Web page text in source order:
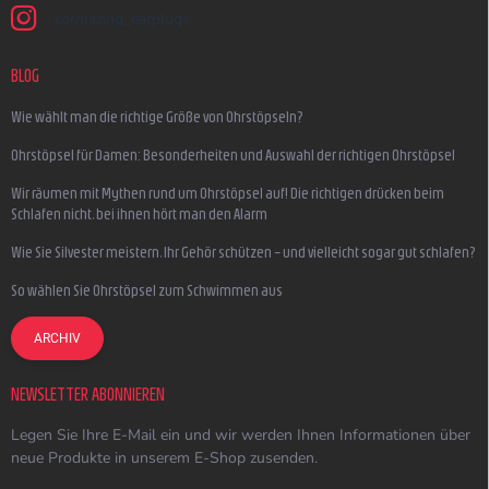
earmazing_earplugs
BLOG
Wie wählt man die richtige Größe von Ohrstöpseln?
Ohrstöpsel für Damen: Besonderheiten und Auswahl der richtigen Ohrstöpsel
Wir räumen mit Mythen rund um Ohrstöpsel auf! Die richtigen drücken beim
Schlafen nicht, bei ihnen hört man den Alarm
Wie Sie Silvester meistern, Ihr Gehör schützen – und vielleicht sogar gut schlafen?
So wählen Sie Ohrstöpsel zum Schwimmen aus
ARCHIV
NEWSLETTER ABONNIEREN
Legen Sie Ihre E-Mail ein und wir werden Ihnen Informationen über
neue Produkte in unserem E-Shop zusenden.